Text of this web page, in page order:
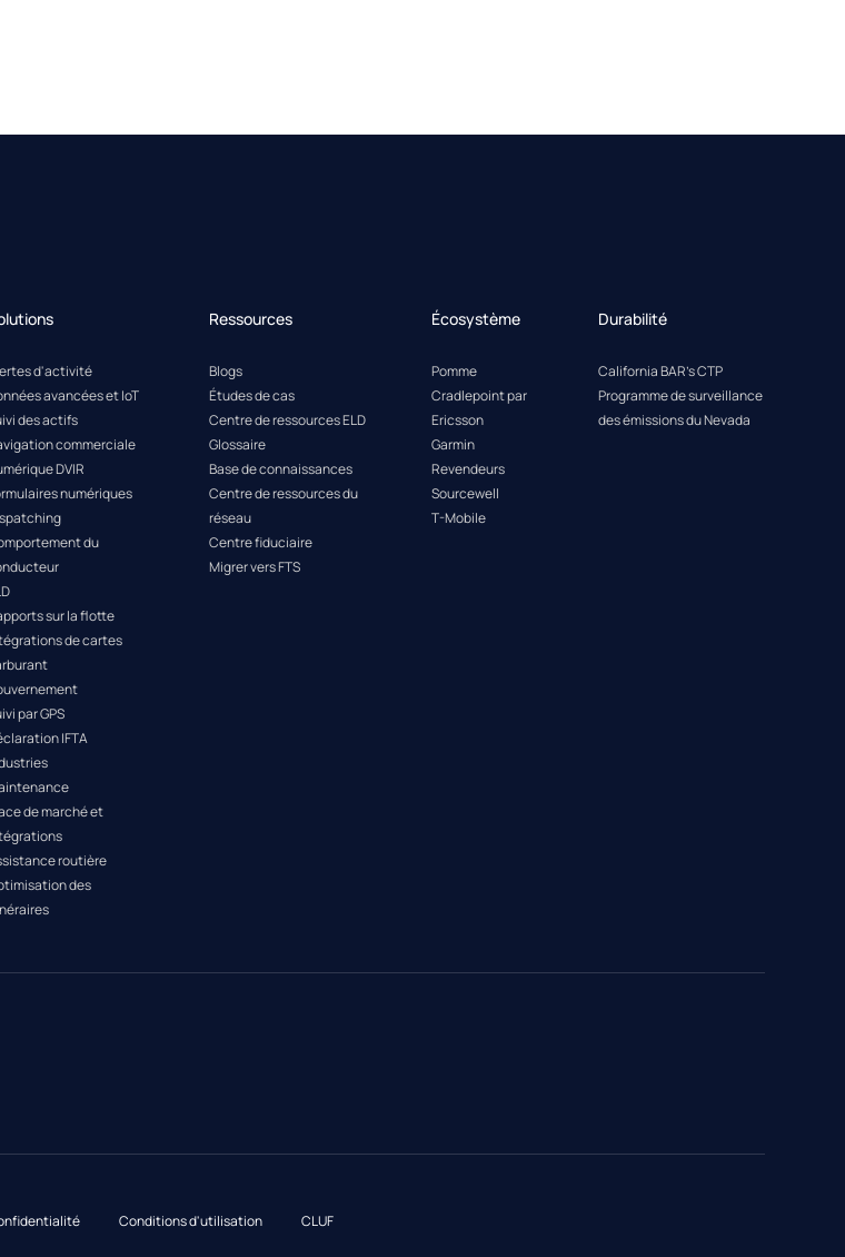
d'activité
avancées et IoT
des actifs
commerciale
DVIR
numériques
du
sur la flotte
de cartes
par GPS
IFTA
de marché et
routière
des
Ressources
Blogs
Études de cas
Centre de ressources ELD
Glossaire
Base de connaissances
Centre de ressources du
réseau
Centre fiduciaire
Migrer vers FTS
Écosystème
Pomme
Cradlepoint par
Ericsson
Garmin
Revendeurs
Sourcewell
T-Mobile
Durabilité
California BAR's CTP
Programme de surveillance
des émissions du Nevada
Conditions d'utilisation CLUF